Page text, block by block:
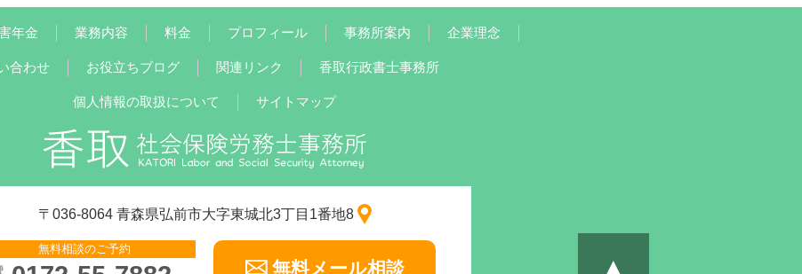
年金 業務内容 料金 プロフィール 事務所案内 企業理念
合わせ お役立ちブログ 関連リンク 香取行政書士事務所
個人情報の取扱について サイトマップ
〒036-8064 青森県弘前市大字東城北3丁目1番地8
無料相談のご予約
無料メール相談